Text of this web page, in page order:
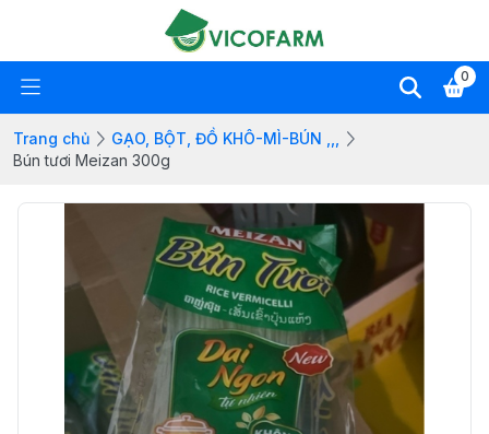
0
Trang chủ
GẠO, BỘT, ĐỒ KHÔ-MÌ-BÚN ,,,
Bún tươi Meizan 300g